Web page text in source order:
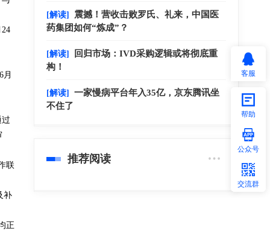
客服
帮助
公众号
交流群
联
补
正
[解读]
震撼！营收击败罗氏、礼来，中国医
药集团如何“炼成”？
[解读]
回归市场：IVD采购逻辑或将彻底重
构！
[解读]
一家慢病平台年入35亿，京东腾讯坐
不住了
推荐阅读